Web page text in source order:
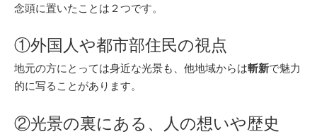
念頭に置いたことは２つです。
①外国人や都市部住民の視点
地元の方にとっては身近な光景も、他地域からは斬新で魅力
的に写ることがあります。
②光景の裏にある、人の想いや歴史